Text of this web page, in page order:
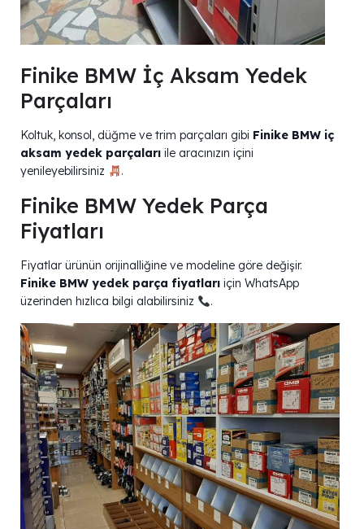
Finike BMW İç Aksam Yedek
Parçaları
Koltuk, konsol, düğme ve trim parçaları gibi Finike BMW iç
aksam yedek parçaları ile aracınızın içini
yenileyebilirsiniz
.
Finike BMW Yedek Parça
Fiyatları
Fiyatlar ürünün orijinalliğine ve modeline göre değişir.
Finike BMW yedek parça fiyatları için WhatsApp
üzerinden hızlıca bilgi alabilirsiniz
.